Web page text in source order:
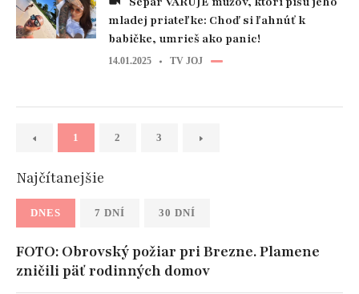
mladej priateľke: Choď si ľahnúť k
babičke, umrieš ako panic!
14.01.2025 TV JOJ
1 2 3
Najčítanejšie
DNES 7 DNÍ 30 DNÍ
FOTO: Obrovský požiar pri Brezne. Plamene
zničili päť rodinných domov